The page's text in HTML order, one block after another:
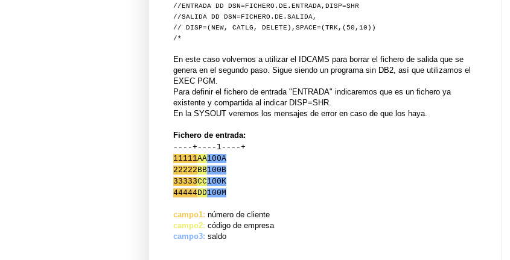
//ENTRADA DD DSN=FICHERO.DE.ENTRADA,DISP=SHR
//SALIDA DD DSN=FICHERO.DE.SALIDA,
// DISP=(NEW, CATLG, DELETE),SPACE=(TRK,(50,10))
/*
En este caso volvemos a utilizar el IDCAMS para borrar el fichero de salida que se
genera en el segundo paso. Sigue siendo un programa sin DB2, así que utilizamos el
EXEC PGM.
Para definir el fichero de entrada "ENTRADA" indicaremos que es un fichero ya
existente y compartida al indicar DISP=SHR.
En la SYSOUT veremos los mensajes de error en caso de que los haya.
Fichero de entrada:
----+----1----+
11111AA100A
22222BB100B
33333CC100K
44444DD100M
campo1: número de cliente
campo2: código de empresa
campo3: saldo